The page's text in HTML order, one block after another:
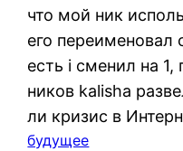
что мой ник
его переименовал
есть i сменил на
ников kalisha
ли кризис в
будущее